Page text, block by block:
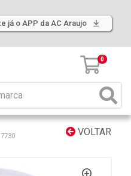
já o APP da AC Araujo
0
VOLTAR